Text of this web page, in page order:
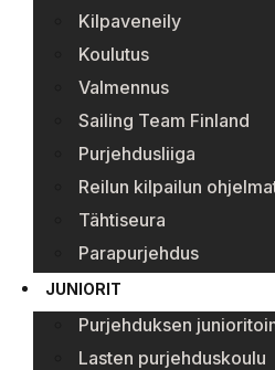
Kilpaveneily
Koulutus
Valmennus
Sailing Team Finland
Purjehdusliiga
Reilun kilpailun
Tähtiseura
Parapurjehdus
JUNIORIT
Purjehduksen
Lasten purjehduskoulu